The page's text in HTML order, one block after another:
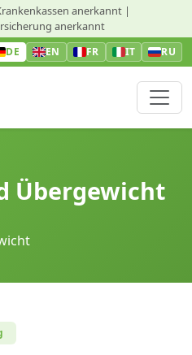
anerkannt |
anerkannt
DE EN FR IT RU
Übergewicht